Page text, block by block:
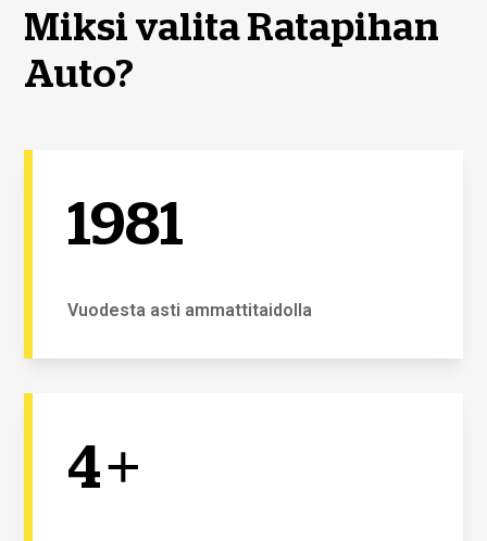
Miksi valita Ratapihan
Auto?
1981
Vuodesta asti ammattitaidolla
4+